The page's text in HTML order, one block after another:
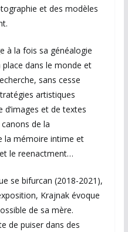
et des modèles
à la fois sa généalogie
dans le monde et
sans cesse
artistiques
et de textes
de la
la mémoire intime et
le reenactment…
se bifurcan (2018-2021),
Krajnak évoque
de sa mère.
de puiser dans des